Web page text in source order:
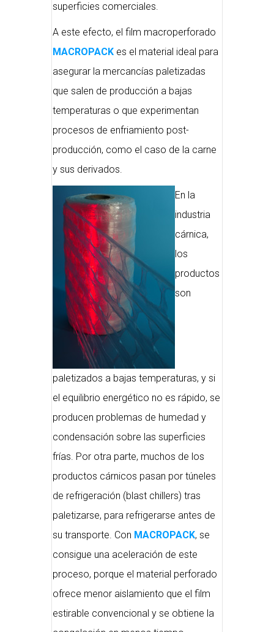
superficies comerciales.
A este efecto, el film macroperforado
MACROPACK es el material ideal para
asegurar la mercancías paletizadas
que salen de producción a bajas
temperaturas o que experimentan
procesos de enfriamiento post-
producción, como el caso de la carne
y sus derivados.
En la
industria
cárnica,
los
productos
son
paletizados a bajas temperaturas, y si
el equilibrio energético no es rápido, se
producen problemas de humedad y
condensación sobre las superficies
frías. Por otra parte, muchos de los
productos cárnicos pasan por túneles
de refrigeración (blast chillers) tras
paletizarse, para refrigerarse antes de
su transporte. Con MACROPACK, se
consigue una aceleración de este
proceso, porque el material perforado
ofrece menor aislamiento que el film
estirable convencional y se obtiene la